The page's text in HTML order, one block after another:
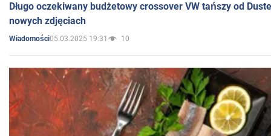
Długo oczekiwany budżetowy crossover VW tańszy od
nowych zdjęciach
Wiadomości05.03.2025 19:31 10